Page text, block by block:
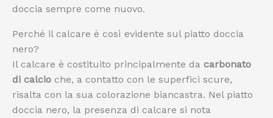
doccia sempre come nuovo.
Perché il calcare è così evidente sul piatto doccia
nero?
Il calcare è costituito principalmente da carbonato
di calcio che, a contatto con le superfici scure,
risalta con la sua colorazione biancastra. Nel piatto
doccia nero, la presenza di calcare si nota